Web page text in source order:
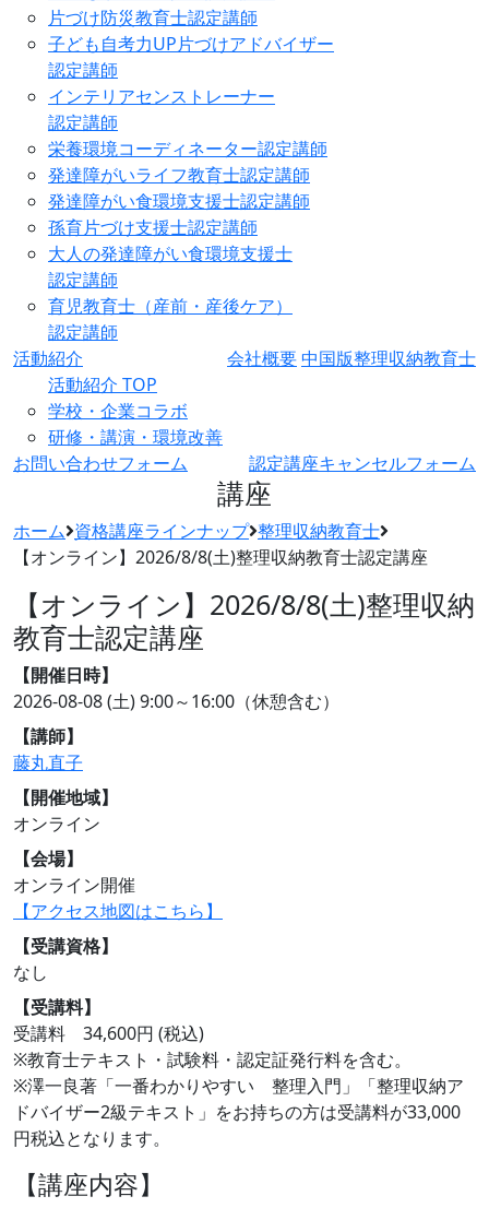
片づけ防災教育士認定講師
子ども自考力UP片づけアドバイザー
認定講師
インテリアセンストレーナー
認定講師
栄養環境コーディネーター認定講師
発達障がいライフ教育士認定講師
発達障がい食環境支援士認定講師
孫育片づけ支援士認定講師
大人の発達障がい食環境支援士
認定講師
育児教育士（産前・産後ケア）
認定講師
活動紹介
活動紹介 TOP
学校・企業コラボ
研修・講演・環境改善
会社概要中国版整理収納教育士
お問い合わせフォーム 認定講座キャンセルフォーム
講座
ホーム 資格講座ラインナップ 整理収納教育士
【オンライン】2026/8/8(土)整理収納教育士認定講座
【オンライン】2026/8/8(土)整理収納
教育士認定講座
【開催日時】
2026-08-08 (土)9:00～16:00（休憩含む）
【講師】
藤丸直子
【開催地域】
オンライン
【会場】
オンライン開催
【アクセス地図はこちら】
【受講資格】
なし
【受講料】
受講料 34,600円 (税込)
※教育士テキスト・試験料・認定証発行料を含む。
※澤一良著「一番わかりやすい 整理入門」「整理収納ア
ドバイザー2級テキスト」をお持ちの方は受講料が33,000
円税込となります。
【講座内容】